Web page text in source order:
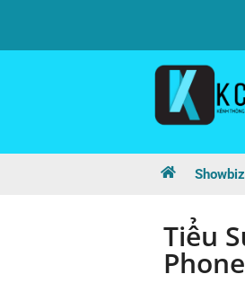
Showbiz
Tiểu